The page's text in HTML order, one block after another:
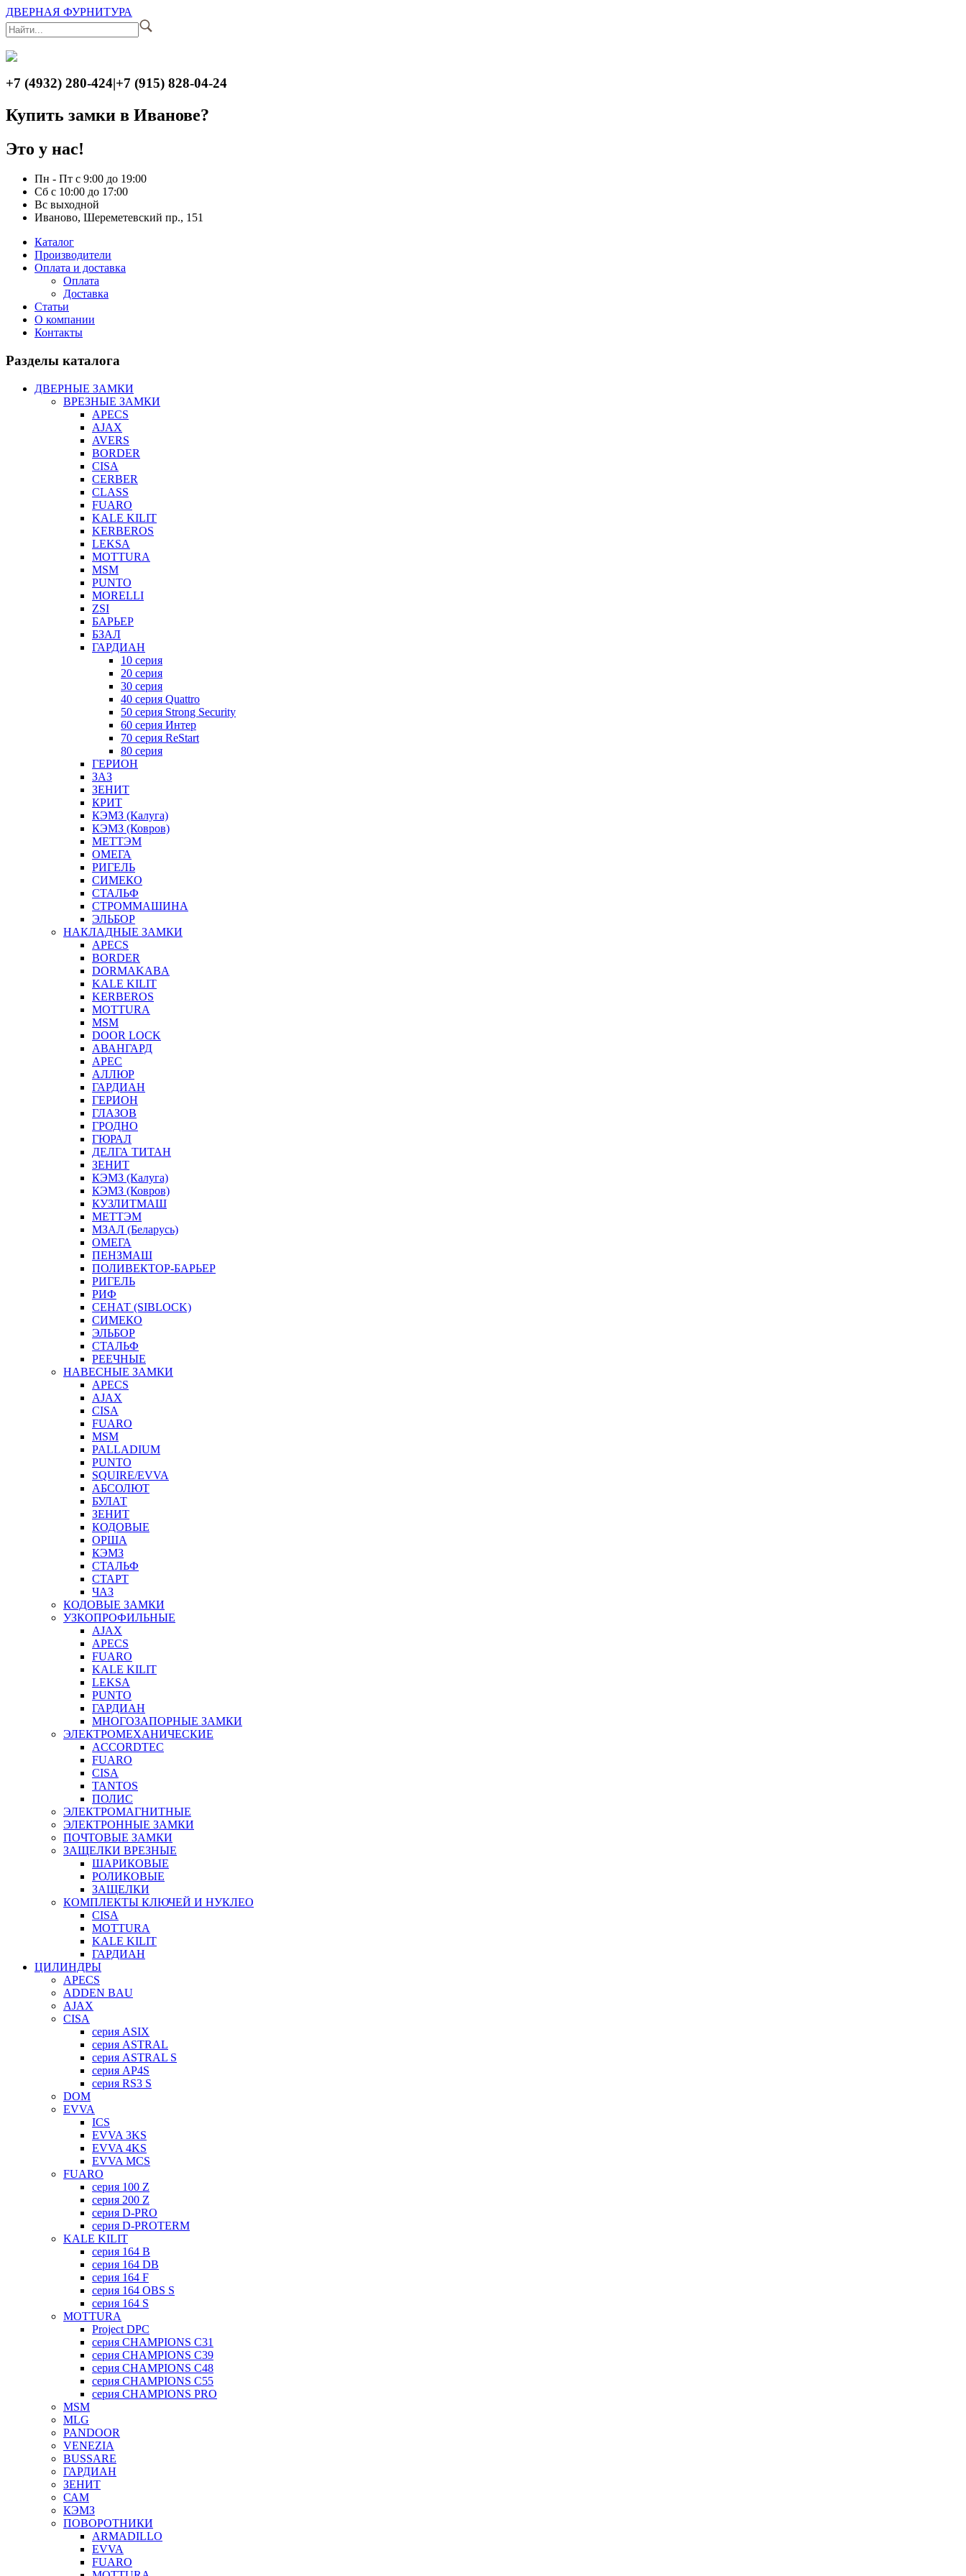
ДВЕРНАЯ ФУРНИТУРА
+7 (4932) 280-424|+7 (915) 828-04-24
Купить замки в Иванове?
Это у нас!
Пн - Пт с 9:00 до 19:00
Сб с 10:00 до 17:00
Вс выходной
Иваново, Шереметевский пр., 151
Каталог
Производители
Оплата и доставка
Оплата
Доставка
Статьи
О компании
Контакты
Разделы каталога
ДВЕРНЫЕ ЗАМКИ
ВРЕЗНЫЕ ЗАМКИ
APECS
AJAX
AVERS
BORDER
CISA
CERBER
CLASS
FUARO
KALE KILIT
KERBEROS
LEKSA
MOTTURA
MSM
PUNTO
MORELLI
ZSI
БАРЬЕР
БЗАЛ
ГАРДИАН
10 серия
20 серия
30 серия
40 серия Quattro
50 серия Strong Security
60 серия Интер
70 серия ReStart
80 серия
ГЕРИОН
ЗАЗ
ЗЕНИТ
КРИТ
КЭМЗ (Калуга)
КЭМЗ (Ковров)
МЕТТЭМ
ОМЕГА
РИГЕЛЬ
СИМЕКО
СТАЛЬФ
СТРОММАШИНА
ЭЛЬБОР
НАКЛАДНЫЕ ЗАМКИ
APECS
BORDER
DORMAKABA
KALE KILIT
KERBEROS
MOTTURA
MSM
DOOR LOCK
АВАНГАРД
АРЕС
АЛЛЮР
ГАРДИАН
ГЕРИОН
ГЛАЗОВ
ГРОДНО
ГЮРАЛ
ДЕЛГА ТИТАН
ЗЕНИТ
КЭМЗ (Калуга)
КЭМЗ (Ковров)
КУЗЛИТМАШ
МЕТТЭМ
МЗАЛ (Беларусь)
ОМЕГА
ПЕНЗМАШ
ПОЛИВЕКТОР-БАРЬЕР
РИГЕЛЬ
РИФ
СЕНАТ (SIBLOCK)
СИМЕКО
ЭЛЬБОР
СТАЛЬФ
РЕЕЧНЫЕ
НАВЕСНЫЕ ЗАМКИ
APECS
AJAX
CISA
FUARO
MSM
PALLADIUM
PUNTO
SQUIRE/EVVA
АБСОЛЮТ
БУЛАТ
ЗЕНИТ
КОДОВЫЕ
ОРША
КЭМЗ
СТАЛЬФ
СТАРТ
ЧАЗ
КОДОВЫЕ ЗАМКИ
УЗКОПРОФИЛЬНЫЕ
AJAX
APECS
FUARO
KALE KILIT
LEKSA
PUNTO
ГАРДИАН
МНОГОЗАПОРНЫЕ ЗАМКИ
ЭЛЕКТРОМЕХАНИЧЕСКИЕ
ACCORDTEC
FUARO
CISA
TANTOS
ПОЛИС
ЭЛЕКТРОМАГНИТНЫЕ
ЭЛЕКТРОННЫЕ ЗАМКИ
ПОЧТОВЫЕ ЗАМКИ
ЗАЩЕЛКИ ВРЕЗНЫЕ
ШАРИКОВЫЕ
РОЛИКОВЫЕ
ЗАЩЕЛКИ
КОМПЛЕКТЫ КЛЮЧЕЙ И НУКЛЕО
CISA
MOTTURA
KALE KILIT
ГАРДИАН
ЦИЛИНДРЫ
APECS
ADDEN BAU
AJAX
CISA
серия ASIX
серия ASTRAL
серия ASTRAL S
серия AP4S
серия RS3 S
DOM
EVVA
ICS
EVVA 3KS
EVVA 4KS
EVVA MCS
FUARO
серия 100 Z
серия 200 Z
серия D-PRO
серия D-PROTERM
KALE KILIT
серия 164 B
серия 164 DB
серия 164 F
серия 164 OBS S
серия 164 S
MOTTURA
Project DPC
серия CHAMPIONS C31
серия CHAMPIONS C39
серия CHAMPIONS C48
серия CHAMPIONS C55
серия CHAMPIONS PRO
MSM
MLG
PANDOOR
VENEZIA
BUSSARE
ГАРДИАН
ЗЕНИТ
САМ
КЭМЗ
ПОВОРОТНИКИ
ARMADILLO
EVVA
FUARO